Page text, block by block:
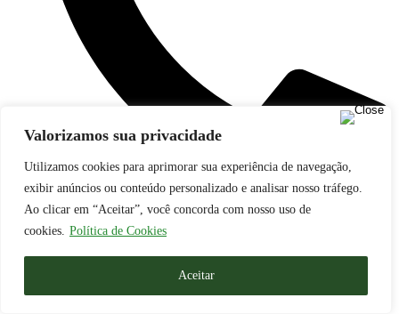
Valorizamos sua privacidade
Utilizamos cookies para aprimorar sua experiência de navegação,
exibir anúncios ou conteúdo personalizado e analisar nosso tráfego.
Ao clicar em “Aceitar”, você concorda com nosso uso de
cookies. Política de Cookies
Aceitar
(48) 3364-8666